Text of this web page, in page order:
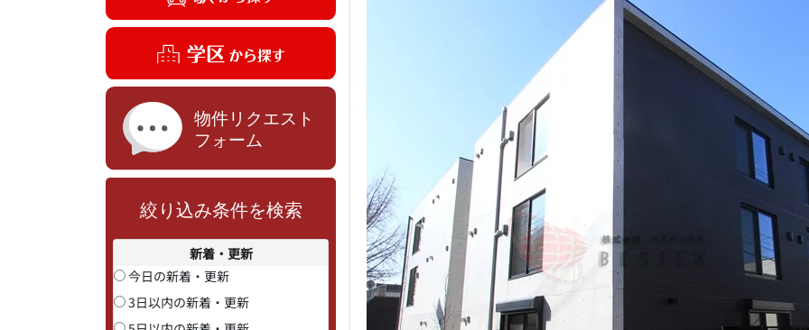
絞り込み条件を検索
新着・更新
今日の新着・更新
3日以内の新着・更新